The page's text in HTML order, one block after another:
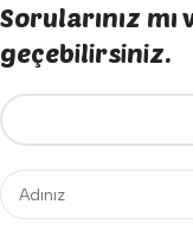
Sorularınız
geçebilirsiniz.